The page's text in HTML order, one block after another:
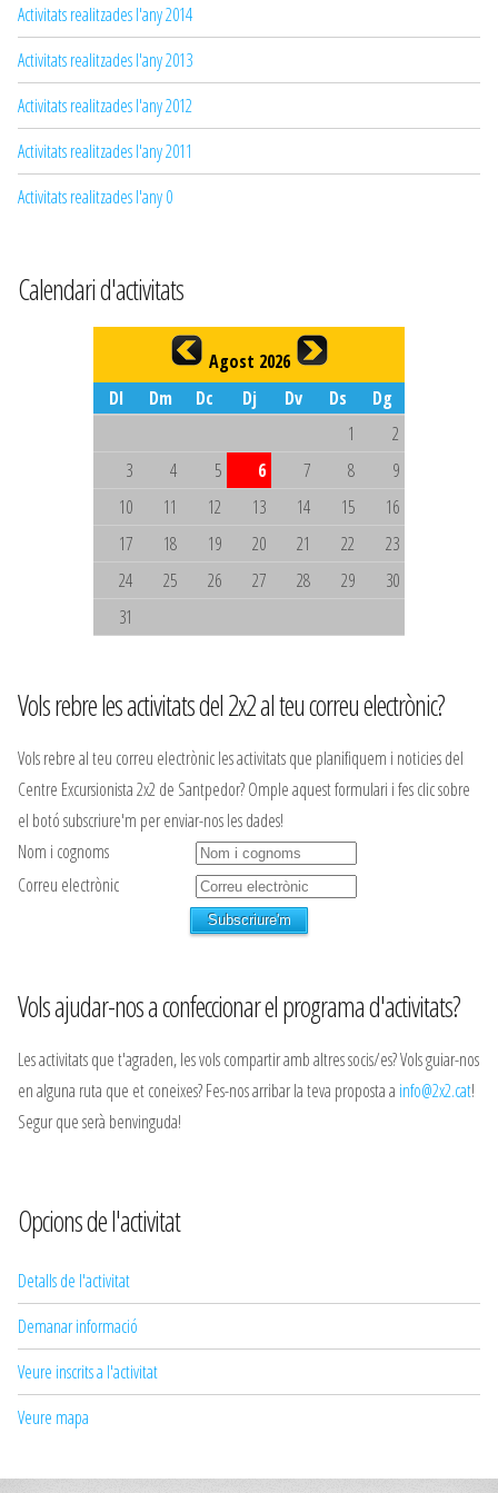
Activitats realitzades l'any 2014
Activitats realitzades l'any 2013
Activitats realitzades l'any 2012
Activitats realitzades l'any 2011
Activitats realitzades l'any 0
Calendari d'activitats
Agost 2026
Dl
Dm Dc Dj Dv Ds
Dg
1
2
3
4 5 6 7 8
9
10
11 12 13 14 15
16
17
18 19 20 21 22
23
24
25 26 27 28 29
30
31
Vols rebre les activitats del 2x2 al teu correu electrònic?
Vols rebre al teu correu electrònic les activitats que planifiquem i noticies del
Centre Excursionista 2x2 de Santpedor? Omple aquest formulari i fes clic sobre
el botó subscriure'm per enviar-nos les dades!
Nom i cognoms
Correu electrònic
Vols ajudar-nos a confeccionar el programa d'activitats?
Les activitats que t'agraden, les vols compartir amb altres socis/es? Vols guiar-nos
en alguna ruta que et coneixes? Fes-nos arribar la teva proposta a info@2x2.cat!
Segur que serà benvinguda!
Opcions de l'activitat
Detalls de l'activitat
Demanar informació
Veure inscrits a l'activitat
Veure mapa